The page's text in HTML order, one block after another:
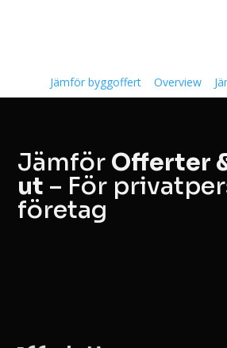
Jämför byggoffert Overview
Jämför Offerter
ut – För
företag